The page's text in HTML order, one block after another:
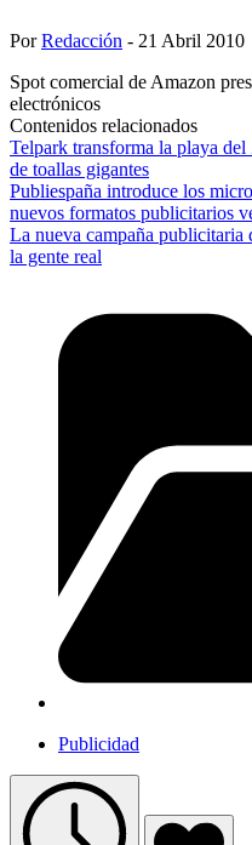
PorRedacción - 21 Abril 2010
Spot comercial de Amazon
electrónicos
Contenidos relacionados
Telpark transforma la playa
de toallas gigantes
Publiespaña introduce los
nuevos formatos publicitarios
La nueva campaña publicitaria
la gente real
Publicidad